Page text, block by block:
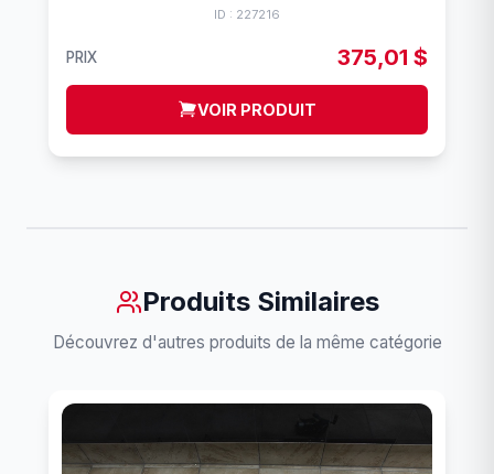
ID : 227216
PRIX 375,01 $
VOIR PRODUIT
Produits Similaires
Découvrez d'autres produits de la même catégorie